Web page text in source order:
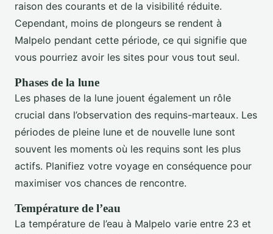
raison des courants et de la visibilité réduite.
Cependant, moins de plongeurs se rendent à
Malpelo pendant cette période, ce qui signifie que
vous pourriez avoir les sites pour vous tout seul.
Phases de la lune
Les phases de la lune jouent également un rôle
crucial dans l’observation des requins-marteaux. Les
périodes de pleine lune et de nouvelle lune sont
souvent les moments où les requins sont les plus
actifs. Planifiez votre voyage en conséquence pour
maximiser vos chances de rencontre.
Température de l’eau
La température de l’eau à Malpelo varie entre 23 et